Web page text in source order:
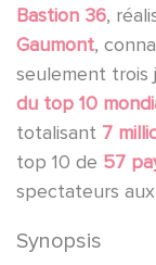
Bastion 36,
Gaumont,
seulement trois
du top 10
totalisant 7
top 10 de 57
spectateurs
Synopsis